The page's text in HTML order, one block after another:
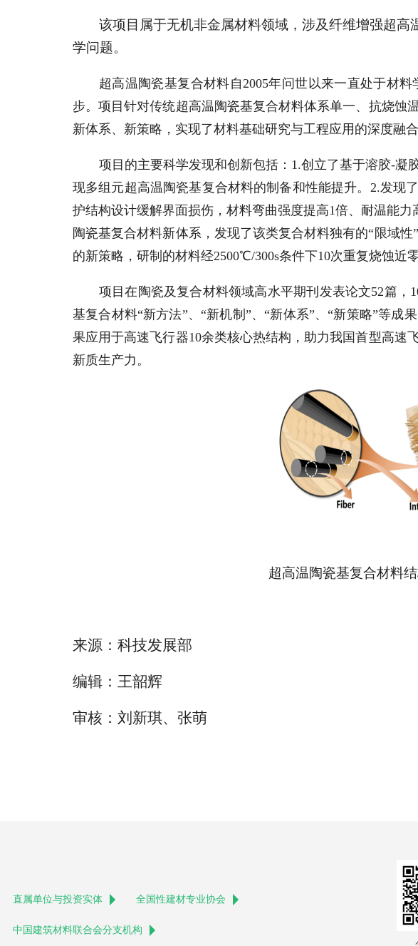
该项目属于无机非金属材料领域，涉及纤维增强超
学问题。
超高温陶瓷基复合材料自2005年问世以来一直处于材
步。项目针对传统超高温陶瓷基复合材料体系单一、抗烧蚀
新体系、新策略，实现了材料基础研究与工程应用的深度融合
项目的主要科学发现和创新包括： 1.创立了基于溶胶-凝
现多组元超高温陶瓷基复合材料的制备和性能提升。2.发现
护结构设计缓解界面损伤，材料弯曲强度提高1倍、耐温能
陶瓷基复合材料新体系，发现了该类复合材料独有的“限域
的新策略，研制的材料经2500℃/300s条件下10次重复烧蚀近
项目在陶瓷及复合材料领域高水平期刊发表论文52篇，
基复合材料“新方法”、“新机制”、“新体系”、“新策略”等
果应用于高速飞行器10余类核心热结构，助力我国首型高速
新质生产力。
超高温陶瓷基复合材料
来源：科技发展部
编辑：王韶辉
审核：刘新琪、张萌
直属单位与投资实体 全国性建材专业协会
中国建筑材料联合会分支机构